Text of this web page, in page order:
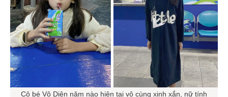
Cô bé Vô Diện năm nào hiện tại vô cùng xinh xắn, nữ tính